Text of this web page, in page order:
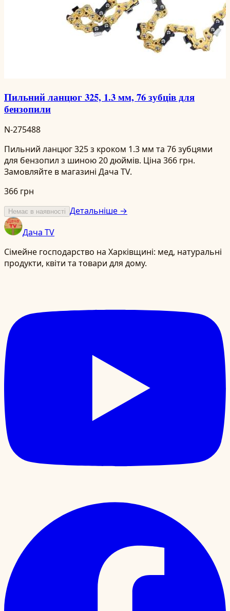
Пильний ланцюг 325, 1.3 мм, 76 зубців для
бензопили
N-275488
Пильний ланцюг 325 з кроком 1.3 мм та 76 зубцями
для бензопил з шиною 20 дюймів. Ціна 366 грн.
Замовляйте в магазині Дача TV.
366 грн
Немає в наявності Детальніше →
Дача TV
Сімейне господарство на Харківщині: мед, натуральні
продукти, квіти та товари для дому.